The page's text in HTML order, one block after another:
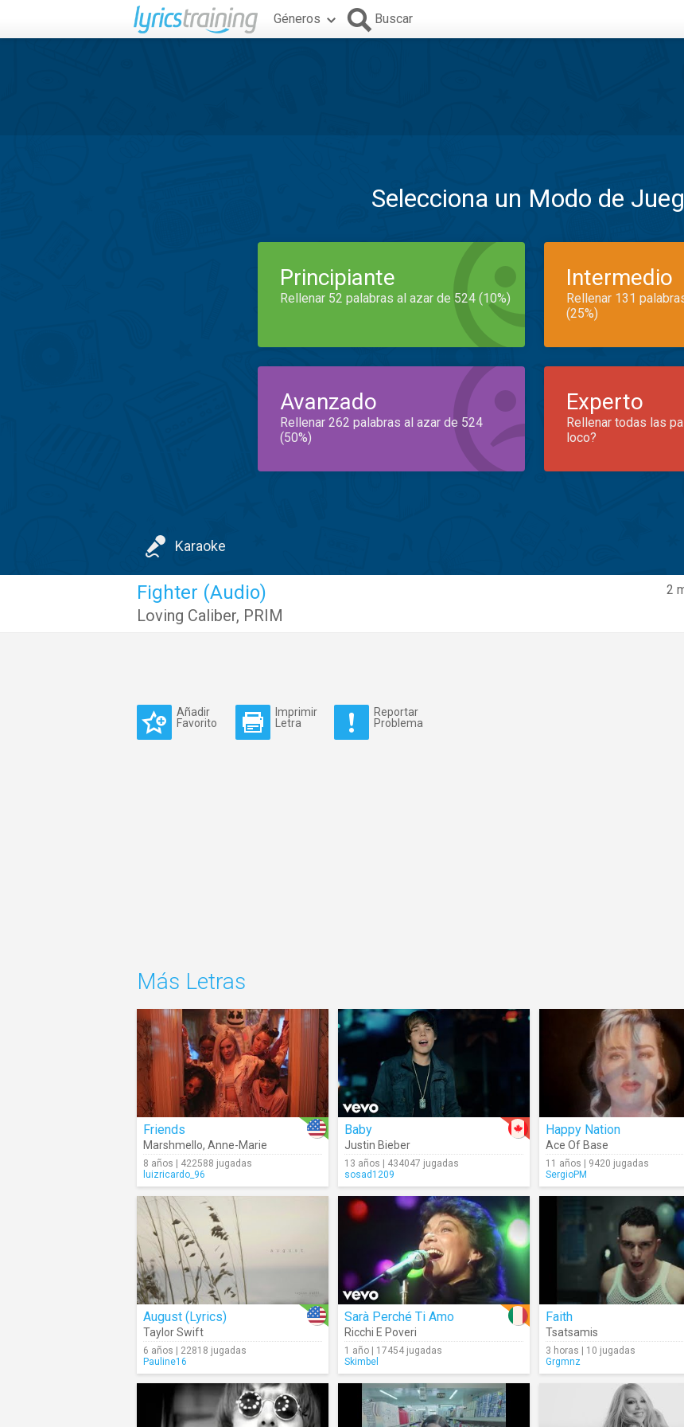
Géneros Buscar
Selecciona un Modo de
Principiante
Rellenar 52 palabras al azar de 524 (10%)
Intermedio
Rellenar 131
(25%)
Avanzado
Rellenar 262 palabras al azar de 524
(50%)
Experto
Rellenar todas las
loco?
Karaoke
2
Fighter (Audio)
Loving Caliber, PRIM
Añadir
Favorito
Imprimir
Letra
Reportar
Problema
Más Letras
Friends
Marshmello, Anne-Marie
8 años | 422588 jugadas
luizricardo_96
Baby
Justin Bieber
13 años | 434047 jugadas
sosad1209
Happy Nation
Ace Of Base
11 años | 9420 jugadas
SergioPM
August (Lyrics)
Taylor Swift
6 años | 22818 jugadas
Pauline16
Sarà Perché Ti Amo
Ricchi E Poveri
1 año | 17454 jugadas
Skimbel
Faith
Tsatsamis
3 horas | 10 jugadas
Grgmnz